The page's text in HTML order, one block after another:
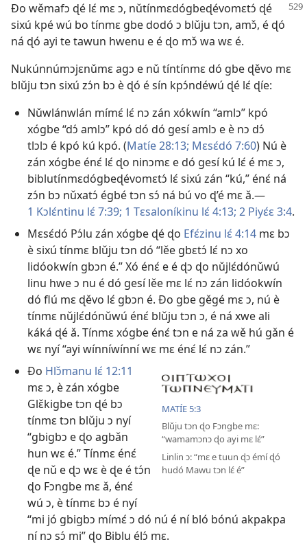
Ðo wěmafɔ ɖé lɛ́ mɛ ɔ, nǔtínmɛdógbeɖévomɛtɔ́ ɖé
sixú kpé wú bo tínmɛ gbe dodó ɔ blǔju tɔn, amɔ̌, é ɖó
ná ɖó ayi te tawun hwenu e é ɖo mɔ̌ wa wɛ é.
Nukúnnúmɔjɛnǔmɛ agɔ e nǔ tíntínmɛ dó gbe ɖěvo mɛ
blǔju tɔn sixú zɔ́n bɔ è ɖó é sín kpɔ́ndéwú ɖé lɛ́ ɖíe:
Nǔwlánwlán mímɛ́ lɛ́ nɔ zán xókwín “amlɔ” kpó
xógbe “dɔ́ amlɔ” kpó dó dó gesí amlɔ e è nɔ dɔ́
tlɔlɔ é kpó kú kpó. (Matíe 28:13; Mɛsɛ́dó 7:60) Nú è
zán xógbe énɛ́ lɛ́ ɖo ninɔmɛ e dó gesí kú lɛ́ é mɛ ɔ,
biblutínmɛdógbeɖévomɛtɔ́ lɛ́ sixú zán “kú,” énɛ́ ná
zɔ́n bɔ nǔxatɔ́ égbé tɔn sɔ́ ná bú vo ɖ’é mɛ ǎ.—
1 Kɔlɛ́ntinu lɛ́ 7:39; 1 Tɛsaloníkinu lɛ́ 4:13; 2 Piyɛ́ɛ 3:4.
Mɛsɛ́dó Pɔ́lu zán xógbe ɖé ɖo Efɛ́zinu lɛ́ 4:14 mɛ bɔ
è sixú tínmɛ blǔju tɔn dó “lěe gbɛtɔ́ lɛ́ nɔ xo
lidóokwín gbɔn é.” Xó énɛ́ e é ɖɔ ɖo nǔjlɛ́dónǔwú
linu hwe ɔ nu é dó gesí lěe mɛ lɛ́ nɔ zán lidóokwín
dó flú mɛ ɖěvo lɛ́ gbɔn é. Ðo gbe gěgé mɛ ɔ, nú è
tínmɛ nǔjlɛ́dónǔwú énɛ́ blǔju tɔn ɔ, é ná xwe ali
káká ɖé ǎ. Tínmɛ xógbe énɛ́ tɔn e ná za wě hú gǎn é
wɛ nyí “ayi wínníwínní wɛ mɛ énɛ́ lɛ́ nɔ zán.”
MATÍE 5:3
Blǔju tɔn ɖo Fɔngbe mɛ:
“wamamɔnɔ ɖo ayi mɛ lɛ́”
Linlin ɔ: “mɛ e tuun ɖɔ émí ɖó
hudó Mawu tɔn lɛ́ é”
Ðo Hlɔ̌manu lɛ́ 12:11
mɛ ɔ, è zán xógbe
Glɛ̌kigbe tɔn ɖé bɔ
tínmɛ tɔn blǔju ɔ nyí
“gbigbɔ e ɖo agbǎn
hun wɛ é.” Tínmɛ énɛ́
ɖe nǔ e ɖɔ wɛ è ɖe é tɔ́n
ɖo Fɔngbe mɛ ǎ, énɛ́
wú ɔ, è tínmɛ bɔ é nyí
“mi jó gbigbɔ mímɛ́ ɔ dó nú é ní bló bónú akpakpa
ní nɔ sɔ́ mi” ɖo Biblu élɔ́ mɛ.